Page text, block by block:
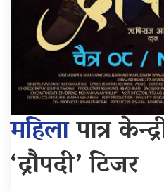
महिलापात्र
‘द्रौपदी’ टिजर